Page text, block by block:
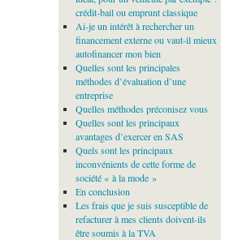
crédit-bail ou emprunt classique
Ai-je un intérêt à rechercher un
financement externe ou vaut-il mieux
autofinancer mon bien
Quelles sont les principales
méthodes d’évaluation d’une
entreprise
Quelles méthodes préconisez vous
Quelles sont les principaux
avantages d’exercer en SAS
Quels sont les principaux
inconvénients de cette forme de
société « à la mode »
En conclusion
Les frais que je suis susceptible de
refacturer à mes clients doivent-ils
être soumis à la TVA